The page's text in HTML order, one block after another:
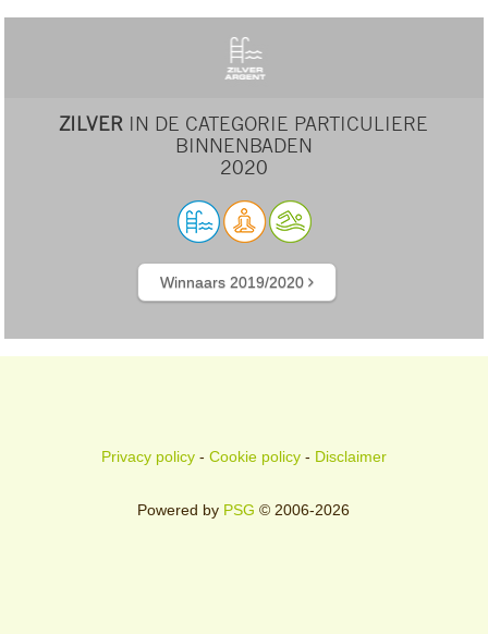
ZILVER IN DE CATEGORIE PARTICULIERE
BINNENBADEN
2020
Winnaars 2019/2020
Privacy policy- Cookie policy- Disclaimer
Powered by PSG © 2006-2026